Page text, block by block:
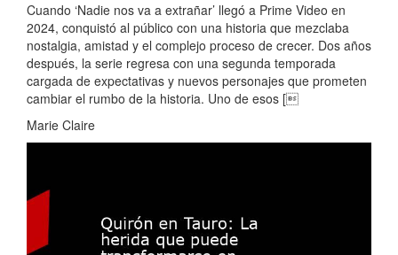
Cuando ‘Nadie nos va a extrañar’ llegó a Prime Video en
2024, conquistó al público con una historia que mezclaba
nostalgia, amistad y el complejo proceso de crecer. Dos años
después, la serie regresa con una segunda temporada
cargada de expectativas y nuevos personajes que prometen
cambiar el rumbo de la historia. Uno de esos [
Marie Claire